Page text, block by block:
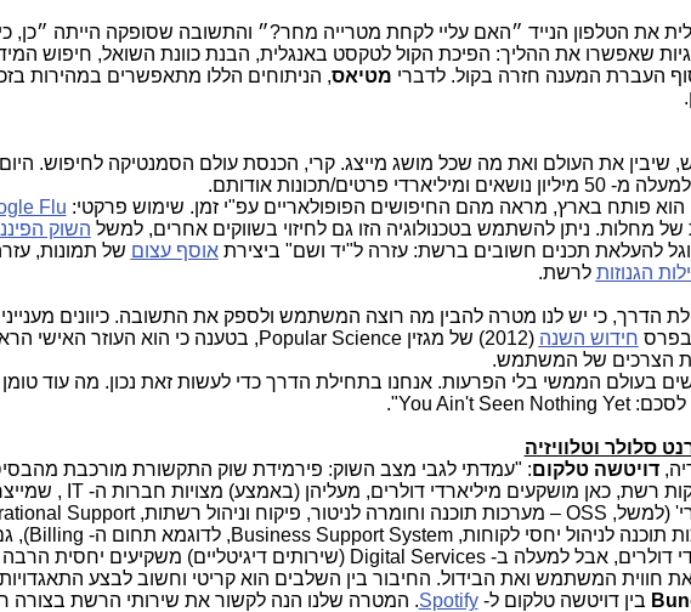
את הטלפון הנייד ״האם עליי לקחת מטרייה מחר?״ והתשובה שסופקה הייתה ״כן,
שאפשרו את ההליך: הפיכת הקול לטקסט באנגלית, הבנת כוונת השואל, חיפוש
העברת המענה חזרה בקול. לדברי מטיאס, הניתוחים הללו מתאפשרים במהירות
.
שיבין את העולם ואת מה שכל מושג מייצג. קרי, הכנסת עולם הסמנטיקה לחיפוש. היום
למעלה מ- 50 מיליון נושאים ומיליארדי פרטים/תכונות אודותם.
פותח בארץ, מראה מהם החיפושים הפופולאריים עפ"י זמן. שימוש פרקטי: Flu
של מחלות. ניתן להשתמש בטכנולוגיה הזו גם לחיזוי בשווקים אחרים, למשל השוק
להעלאת תכנים חשובים ברשת: עזרה ל"יד ושם" ביצירתאוסף עצום של תמונות,
הגנוזות לרשת.
הדרך, כי יש לנו מטרה להבין מה רוצה המשתמש ולספק את התשובה. כיוונים
חידוש השנה (2012) של מגזין Popular Science, בטענה כי הוא העוזר האישי
הצרכים של המשתמש.
בעולם הממשי בלי הפרעות. אנחנו בתחילת הדרך כדי לעשות זאת נכון. מה עוד
לסכם:"You Ain't Seen Nothing Yet
.
סלולר וטלוויזיה
דויטשה טלקום: "עמדתי לגבי מצב השוק: פירמידת שוק התקשורת מורכבת
רשת, כאן מושקעים מיליארדי דולרים, מעליהן (באמצע) מצויות חברות ה-IT
,
(למשל, OSS – מערכות תוכנה וחומרה לניטור, פיקוח וניהול רשתות,Support
Business Support System, לדוגמא תחום ה- Billing
),
דולרים, אבל למעלה ב-Digital Services (שירותים דיגיטליים) משקיעים יחסית
חווית המשתמש ואת הבידול. החיבור בין השלבים הוא קריטי וחשוב לבצע
בין דויטשה טלקום ל-Spotify. המטרה שלנו הנה לקשור את שירותי הרשת בצורה